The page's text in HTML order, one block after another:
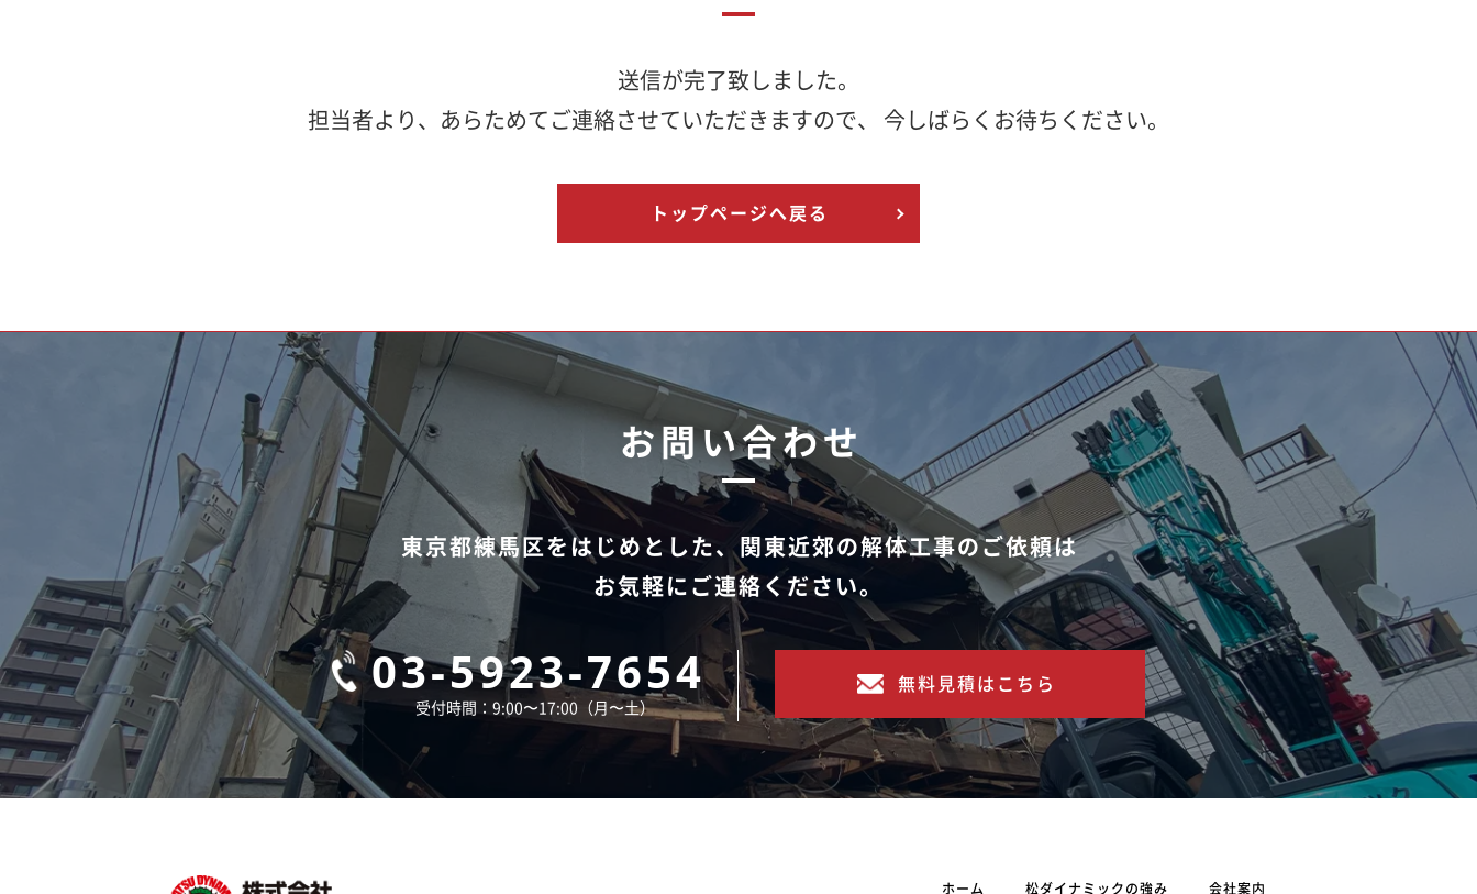
送信が完了致しました。
担当者より、 あらためてご連絡させていただきますので、 今しばらくお待ちください。
トップページへ戻る
お問い合わせ
東京都練馬区をはじめとした、関東近郊の解体工事のご依頼は
お気軽にご連絡ください。
03-5923-7654
受付時間：9:00〜17:00（月〜土）
無料見積はこちら
ホーム 松ダイナミックの強み 会社案内